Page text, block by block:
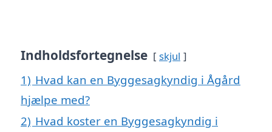
Indholdsfortegnelse skjul
1) Hvad kan en Byggesagkyndig i Ågård
hjælpe med?
2) Hvad koster en Byggesagkyndig i